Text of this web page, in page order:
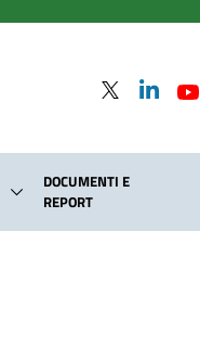
DOCUMENTI E
REPORT